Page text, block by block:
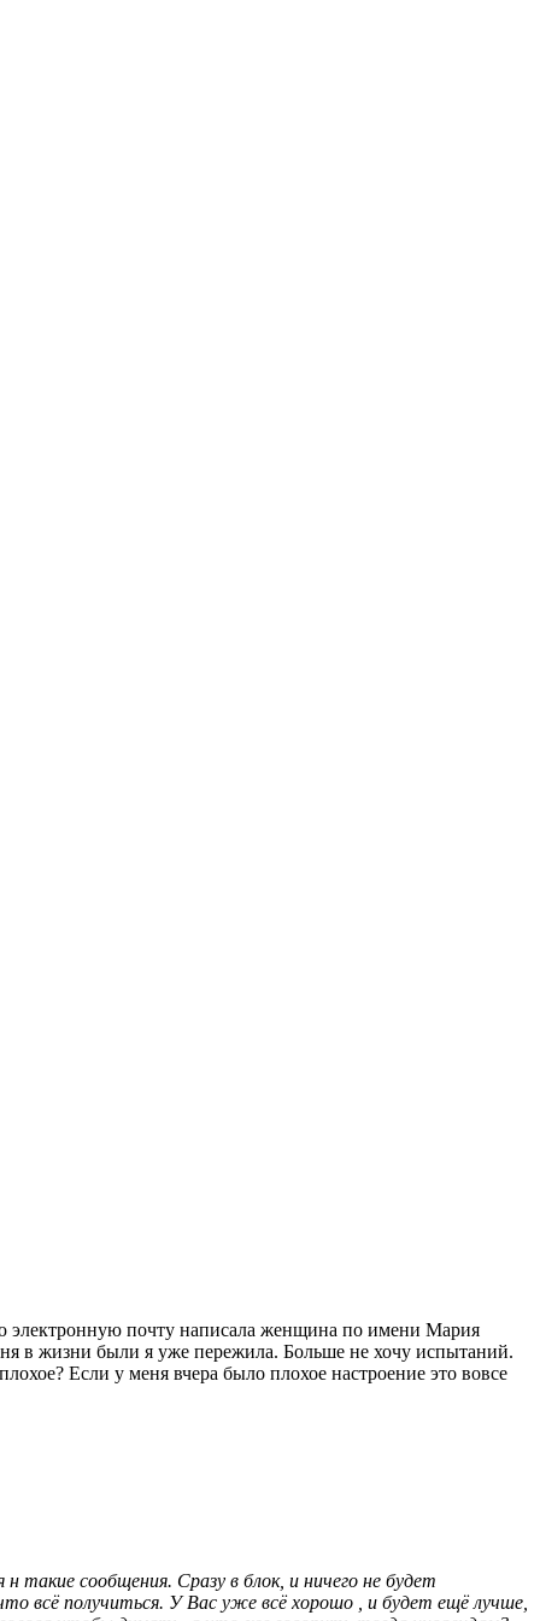
электронную почту написала женщина по имени Мария
в жизни были я уже пережила. Больше не хочу испытаний.
Если у меня вчера было плохое настроение это вовсе
сообщения. Сразу в блок, и ничего не будет
всё получиться. У Вас уже всё хорошо , и будет ещё лучше,